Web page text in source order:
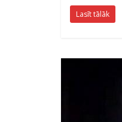
Lasīt tālāk